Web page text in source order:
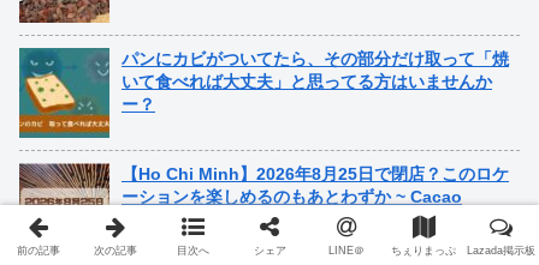
パンにカビがついてたら、その部分だけ取って「焼
いて食べれば大丈夫」と思ってる方はいませんか
ー？
【Ho Chi Minh】2026年8月25日で閉店？このロケ
ーションを楽しめるのもあとわずか ~ Cacao
Kittchen
前の記事 次の記事 目次へ シェア LINE＠ ちぇりまっぷ Lazada掲示板